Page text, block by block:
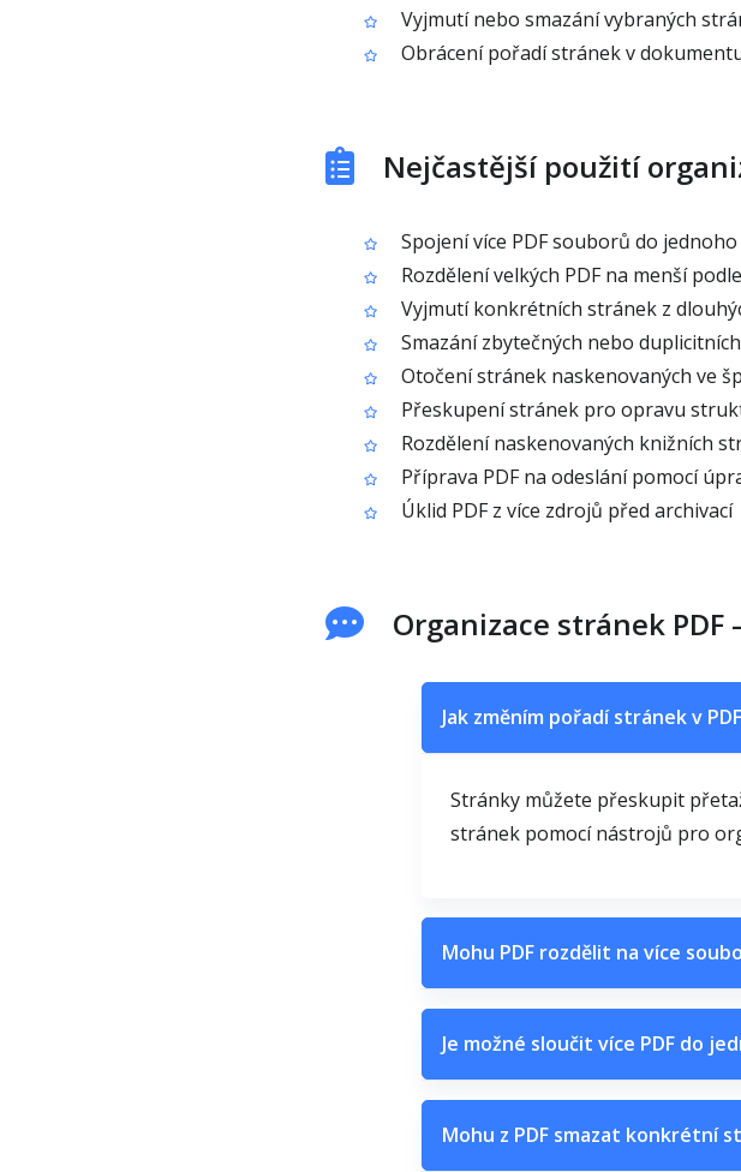
Vyjmutí nebo smazání vybraných
Obrácení pořadí stránek v
Nejčastější použití
Spojení více PDF souborů do
Rozdělení velkých PDF na menší
Vyjmutí konkrétních stránek z
Smazání zbytečných nebo
Otočení stránek naskenovaných ve
Přeskupení stránek pro opravu
Rozdělení naskenovaných knižních
Příprava PDF na odeslání pomocí
Úklid PDF z více zdrojů před archivací
Organizace stránek PDF
Jak změním pořadí stránek v
Stránky můžete přeskupit
stránek pomocí nástrojů pro
Mohu PDF rozdělit na více
Je možné sloučit více PDF do
Mohu z PDF smazat konkrétní